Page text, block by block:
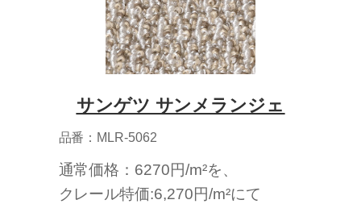
サンゲツ サンメランジェ
品番：MLR-5062
通常価格：6270円/m²を、
クレール特価:6,270円/m²にて